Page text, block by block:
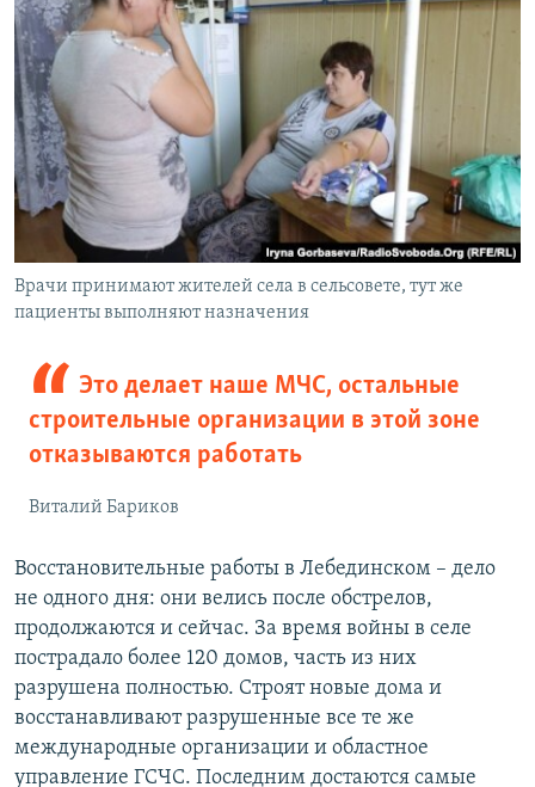
Врачи принимают жителей села в сельсовете, тут же
пациенты выполняют назначения
Это делает наше МЧС, остальные
строительные организации в этой зоне
отказываются работать
Виталий Бариков
Восстановительные работы в Лебединском – дело
не одного дня: они велись после обстрелов,
продолжаются и сейчас. За время войны в селе
пострадало более 120 домов, часть из них
разрушена полностью. Строят новые дома и
восстанавливают разрушенные все те же
международные организации и областное
управление ГСЧС. Последним достаются самые